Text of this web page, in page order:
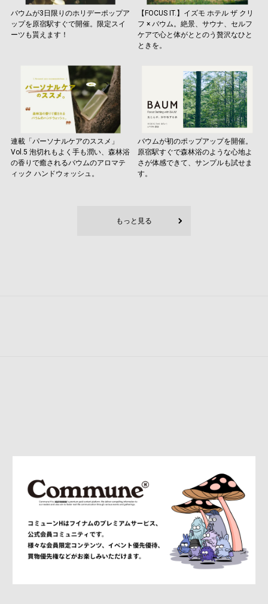
バウムが3日限りのホリデーポップア
ップを原宿駅すぐで開催。限定スイ
ーツも貰えます！
【FOCUS IT.】イズモ ホテル ザ クリ
フ × バウム。絶景、サウナ、セルフ
ケアで心と体がととのう贅沢なひと
ときを。
連載「パーソナルケアのススメ」
Vol.5 泡切れもよく手も潤い、森林浴
の香りで癒されるバウムのアロマテ
ィック ハンドウォッシュ。
バウムが初のポップアップを開催。
原宿駅すぐで森林浴のような心地よ
さが体感できて、サンプルも試せま
す。
もっと見る